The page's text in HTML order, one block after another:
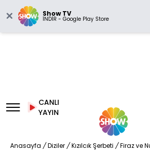
Show TV
İNDİR - Google Play Store
CANLI
YAYIN
Anasayfa / Diziler / Kızılcık Şerbeti / Firaz ve